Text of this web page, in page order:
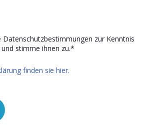
Datenschutzbestimmungen zur Kenntnis
stimme ihnen zu.*
finden sie hier.